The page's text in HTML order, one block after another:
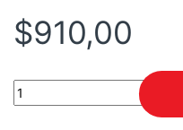
$910,00
NAS SERVER SYNOLOGY